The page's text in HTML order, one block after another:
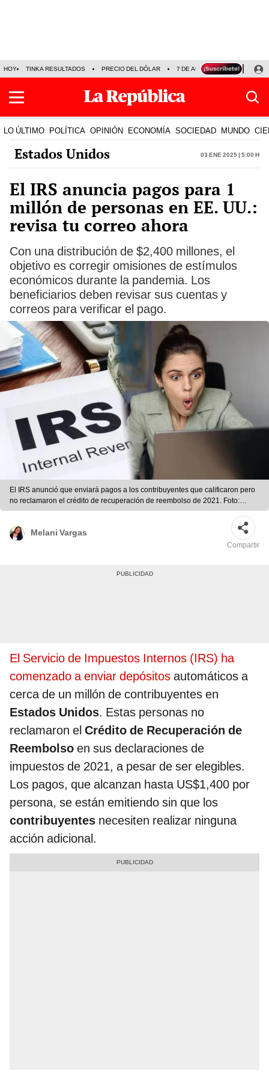
HOY TINKA RESULTADOS PRECIO DEL DÓLAR 7 DE AGOSTO OLLANTA
LO ÚLTIMO POLÍTICA OPINIÓN ECONOMÍA SOCIEDAD MUNDO
Estados Unidos 03 Ene 2025 | 5:00 h
El IRS anuncia pagos para 1
millón de personas en EE. UU.:
revisa tu correo ahora
Con una distribución de $2,400 millones, el
objetivo es corregir omisiones de estímulos
económicos durante la pandemia. Los
beneficiarios deben revisar sus cuentas y
correos para verificar el pago.
El IRS anunció que enviará pagos a los contribuyentes que calificaron pero
no reclamaron el crédito de recuperación de reembolso de 2021. Foto:
composición LR/ USA News
Melani Vargas
Compartir
El Servicio de Impuestos Internos (IRS) ha
comenzado a enviar depósitos automáticos a
cerca de un millón de contribuyentes en
Estados Unidos. Estas personas no
reclamaron el Crédito de Recuperación de
Reembolso en sus declaraciones de
impuestos de 2021, a pesar de ser elegibles.
Los pagos, que alcanzan hasta US$1,400 por
persona, se están emitiendo sin que los
contribuyentes necesiten realizar ninguna
acción adicional.